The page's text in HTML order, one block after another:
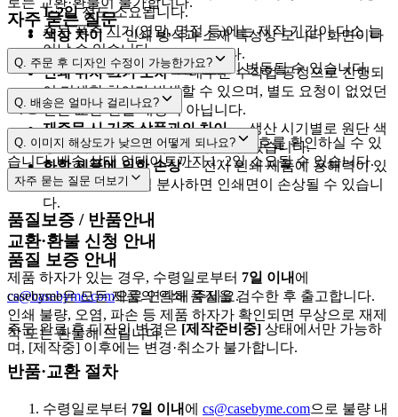
색상 차이 — 인쇄 방식과 소재 특성상 모니터 화면이나
출력물과 차이가 날 수 있습니다.
인쇄 위치·크기 오차— 대부분 수작업 공정으로 진행되
어 미세한 차이가 발생할 수 있으며, 별도 요청이 없었던
건은 교환·환불 대상이 아닙니다.
재주문 시 기존 상품과의 차이— 생산 시기별로 원단 색
상·사이즈에 소폭 차이가 있을 수 있습니다.
화학 제품에 의한 손상— 전사 인쇄 제품에 용해력이 있
는 향수 등을 직접 분사하면 인쇄면이 손상될 수 있습니
다.
교환·환불 신청 안내
제품 하자가 있는 경우, 수령일로부터 7일 이내 에
cs@casebyme.com으로 연락해 주세요.
주문 완료 후 디자인 변경은 [제작준비중] 상태에서만 가능하
며, [제작중] 이후에는 변경·취소가 불가합니다.
1~2일정도 소요됩니다.
주문 폭주 시기(연말, 명절 등)에는 제작 기간이 다소 늘
어날 수 있습니다.
택배사 사정에 따라 배송 일정이 변동될 수 있습니다.
배송 조회
[마이페이지 → 주문내역]에서 운송장 번호를 확인하실 수 있
습니다. 배송 상태 업데이트까지 1~2일 소요될 수 있습니다.
자주 묻는 질문
Q. 주문 후 디자인 수정이 가능한가요?
[제작준비중]
cs@casebyme.com
Q. 배송은 얼마나 걸리나요?
3~5영업일 1~2영업일
Q. 이미지 해상도가 낮으면 어떻게 되나요?
2,500px 이상
자주 묻는 질문 더보기
품질보증 / 반품안내
품질 보증 안내
casebyme은 모든 제품의 인쇄 품질을 검수한 후 출고합니다.
인쇄 불량, 오염, 파손 등 제품 하자가 확인되면 무상으로 재제
작 또는 환불해 드립니다.
반품·교환 절차
수령일로부터 7일 이내 에 cs@casebyme.com으로 불량 내